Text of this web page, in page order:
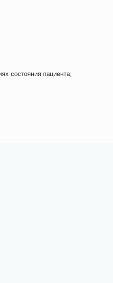
состояния пациента;